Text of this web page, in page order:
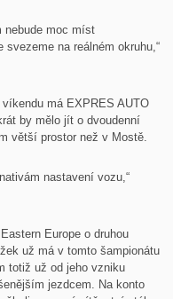
nebude moc míst
na reálném okruhu,“
má EXPRES AUTO
by mělo jít o dvoudenní
větší prostor než v Mostě.
nastavení vozu,“
Europe o druhou
už má v tomto šampionátu
totiž už od jeho vzniku
jezdcem. Na konto